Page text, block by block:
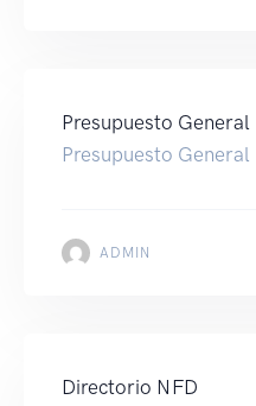
Presupuesto General
Presupuesto General
ADMIN
Directorio NFD